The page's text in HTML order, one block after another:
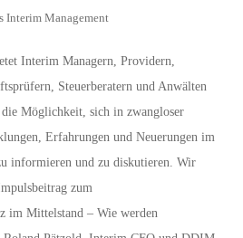
Interim Management
Interim Managern, Providern,
Steuerberatern und Anwälten
Möglichkeit, sich in zwangloser
Erfahrungen und Neuerungen im
informieren und zu diskutieren. Wir
zum
im Mittelstand – Wie werden